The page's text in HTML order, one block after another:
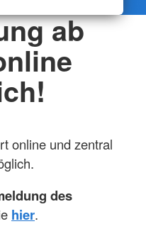
ab
online und zentral
des
hier.